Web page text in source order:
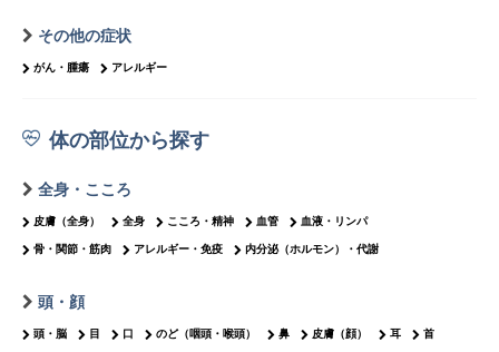
その他の症状
がん・腫瘍 アレルギー
体の部位から探す
全身・こころ
皮膚（全身） 全身 こころ・精神 血管 血液・リンパ
骨・関節・筋肉 アレルギー・免疫 内分泌（ホルモン）・代謝
頭・顔
頭・脳 目 口 のど（咽頭・喉頭） 鼻 皮膚（顔） 耳 首